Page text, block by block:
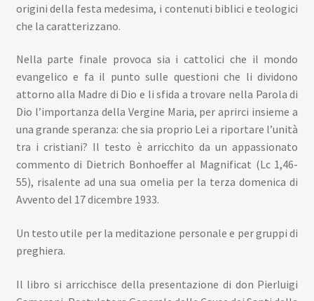
origini della festa medesima, i contenuti biblici e teologici
che la caratterizzano.
Nella parte finale provoca sia i cattolici che il mondo
evangelico e fa il punto sulle questioni che li dividono
attorno alla Madre di Dio e li sfida a trovare nella Parola di
Dio l’importanza della Vergine Maria, per aprirci insieme a
una grande speranza: che sia proprio Lei a riportare l’unità
tra i cristiani? Il testo è arricchito da un appassionato
commento di Dietrich Bonhoeffer al Magnificat (Lc 1,46-
55), risalente ad una sua omelia per la terza domenica di
Avvento del 17 dicembre 1933.
Un testo utile per la meditazione personale e per gruppi di
preghiera.
Il libro si arricchisce della presentazione di don Pierluigi